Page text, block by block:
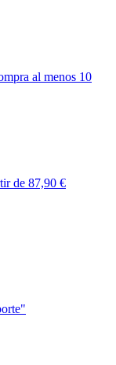
al menos 10
de 87,90 €